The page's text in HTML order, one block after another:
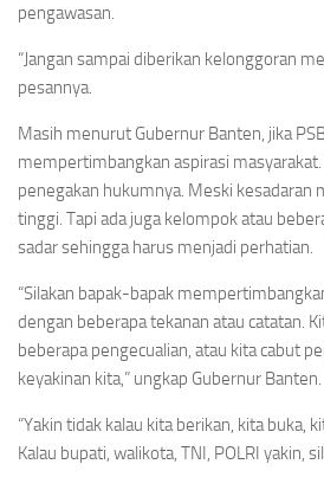
pengawasan.
“Jangan sampai diberikan kelonggoran
pesannya.
Masih menurut Gubernur Banten, jika
mempertimbangkan aspirasi
penegakan hukumnya. Meski kesadaran
tinggi. Tapi ada juga kelompok atau
sadar sehingga harus menjadi perhatian.
“Silakan bapak-bapak
dengan beberapa tekanan atau catatan.
beberapa pengecualian, atau kita cabut
keyakinan kita,” ungkap Gubernur Banten.
“Yakin tidak kalau kita berikan, kita buka,
Kalau bupati, walikota, TNI, POLRI yakin,